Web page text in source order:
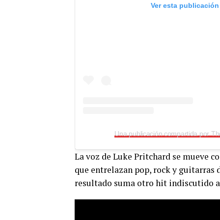
Ver esta
Una publicación compartida por
La voz de Luke Pritchard se mueve
que entrelazan pop, rock y guitarras
resultado suma otro hit indiscutido